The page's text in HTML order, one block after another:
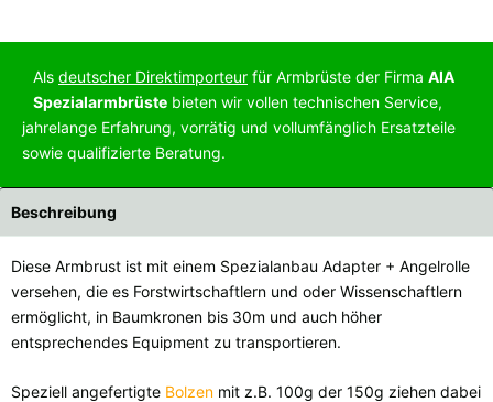
Als deutscher Direktimporteur für Armbrüste der Firma AIA
Spezialarmbrüste bieten wir vollen technischen Service,
jahrelange Erfahrung, vorrätig und vollumfänglich Ersatzteile
sowie qualifizierte Beratung.
Beschreibung
Diese Armbrust ist mit einem Spezialanbau Adapter + Angelrolle
versehen, die es Forstwirtschaftlern und oder Wissenschaftlern
ermöglicht, in Baumkronen bis 30m und auch höher
entsprechendes Equipment zu transportieren.
Speziell angefertigte Bolzen mit z.B. 100g der 150g ziehen dabei